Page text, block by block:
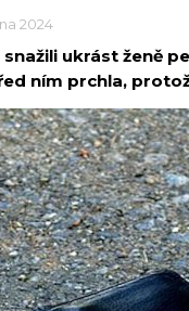
2024
ukrást ženě
ním prchla,